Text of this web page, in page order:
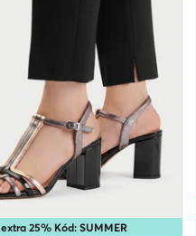
extra 25% Kód: SUMMER